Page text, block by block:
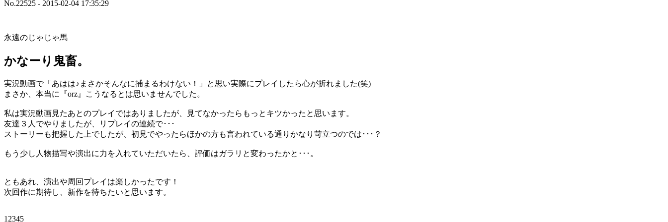
No.22525 - 2015-02-04 17:35:29
永遠のじゃじゃ馬
かなーり鬼畜。
実況動画で「あはは♪まさかそんなに捕まるわけない！」と思い実際にプレイしたら心が折れました(笑)
まさか、本当に『orz』こうなるとは思いませんでした。
私は実況動画見たあとのプレイではありましたが、見てなかったらもっとキツかったと思います。
友達３人でやりましたが、リプレイの連続で･･･
ストーリーも把握した上でしたが、初見でやったらほかの方も言われている通りかなり苛立つのでは･･･？
もう少し人物描写や演出に力を入れていただいたら、評価はガラリと変わったかと･･･。
ともあれ、演出や周回プレイは楽しかったです！
次回作に期待し、新作を待ちたいと思います。
12345